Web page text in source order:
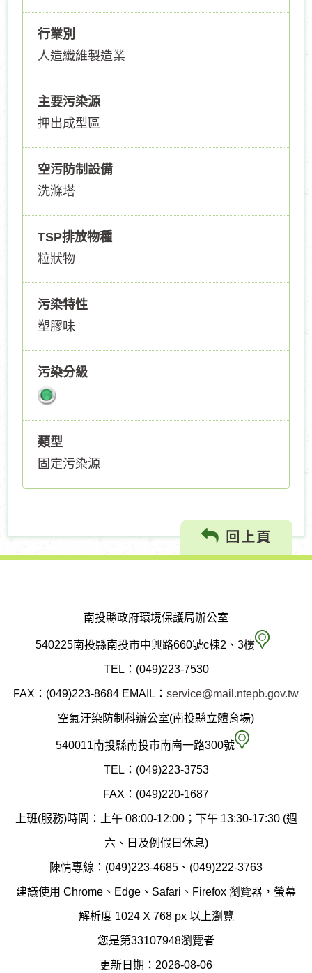
行業別
人造纖維製造業
主要污染源
押出成型區
空污防制設備
洗滌塔
TSP排放物種
粒狀物
污染特性
塑膠味
污染分級
類型
固定污染源
回上頁
南投縣政府環境保護局辦公室
540225南投縣南投市中興路660號c棟2、3樓 南
縣
保
局
TEL：(049)223-7530
FAX：(049)223-8684 EMAIL： service@mail.ntepb.gov.tw
空氣汙染防制科辦公室(南投縣立體育場)
540011南投縣南投市南崗一路300號 空
染
制
科
TEL：(049)223-3753
FAX：(049)220-1687
上班(服務)時間：上午 08:00-12:00；下午 13:30-17:30 (週
六、日及例假日休息)
陳情專線：(049)223-4685、(049)222-3763
建議使用 Chrome、Edge、Safari、Firefox 瀏覽器，螢幕
解析度 1024 X 768 px 以上瀏覽
您是第33107948瀏覽者
更新日期：2026-08-06